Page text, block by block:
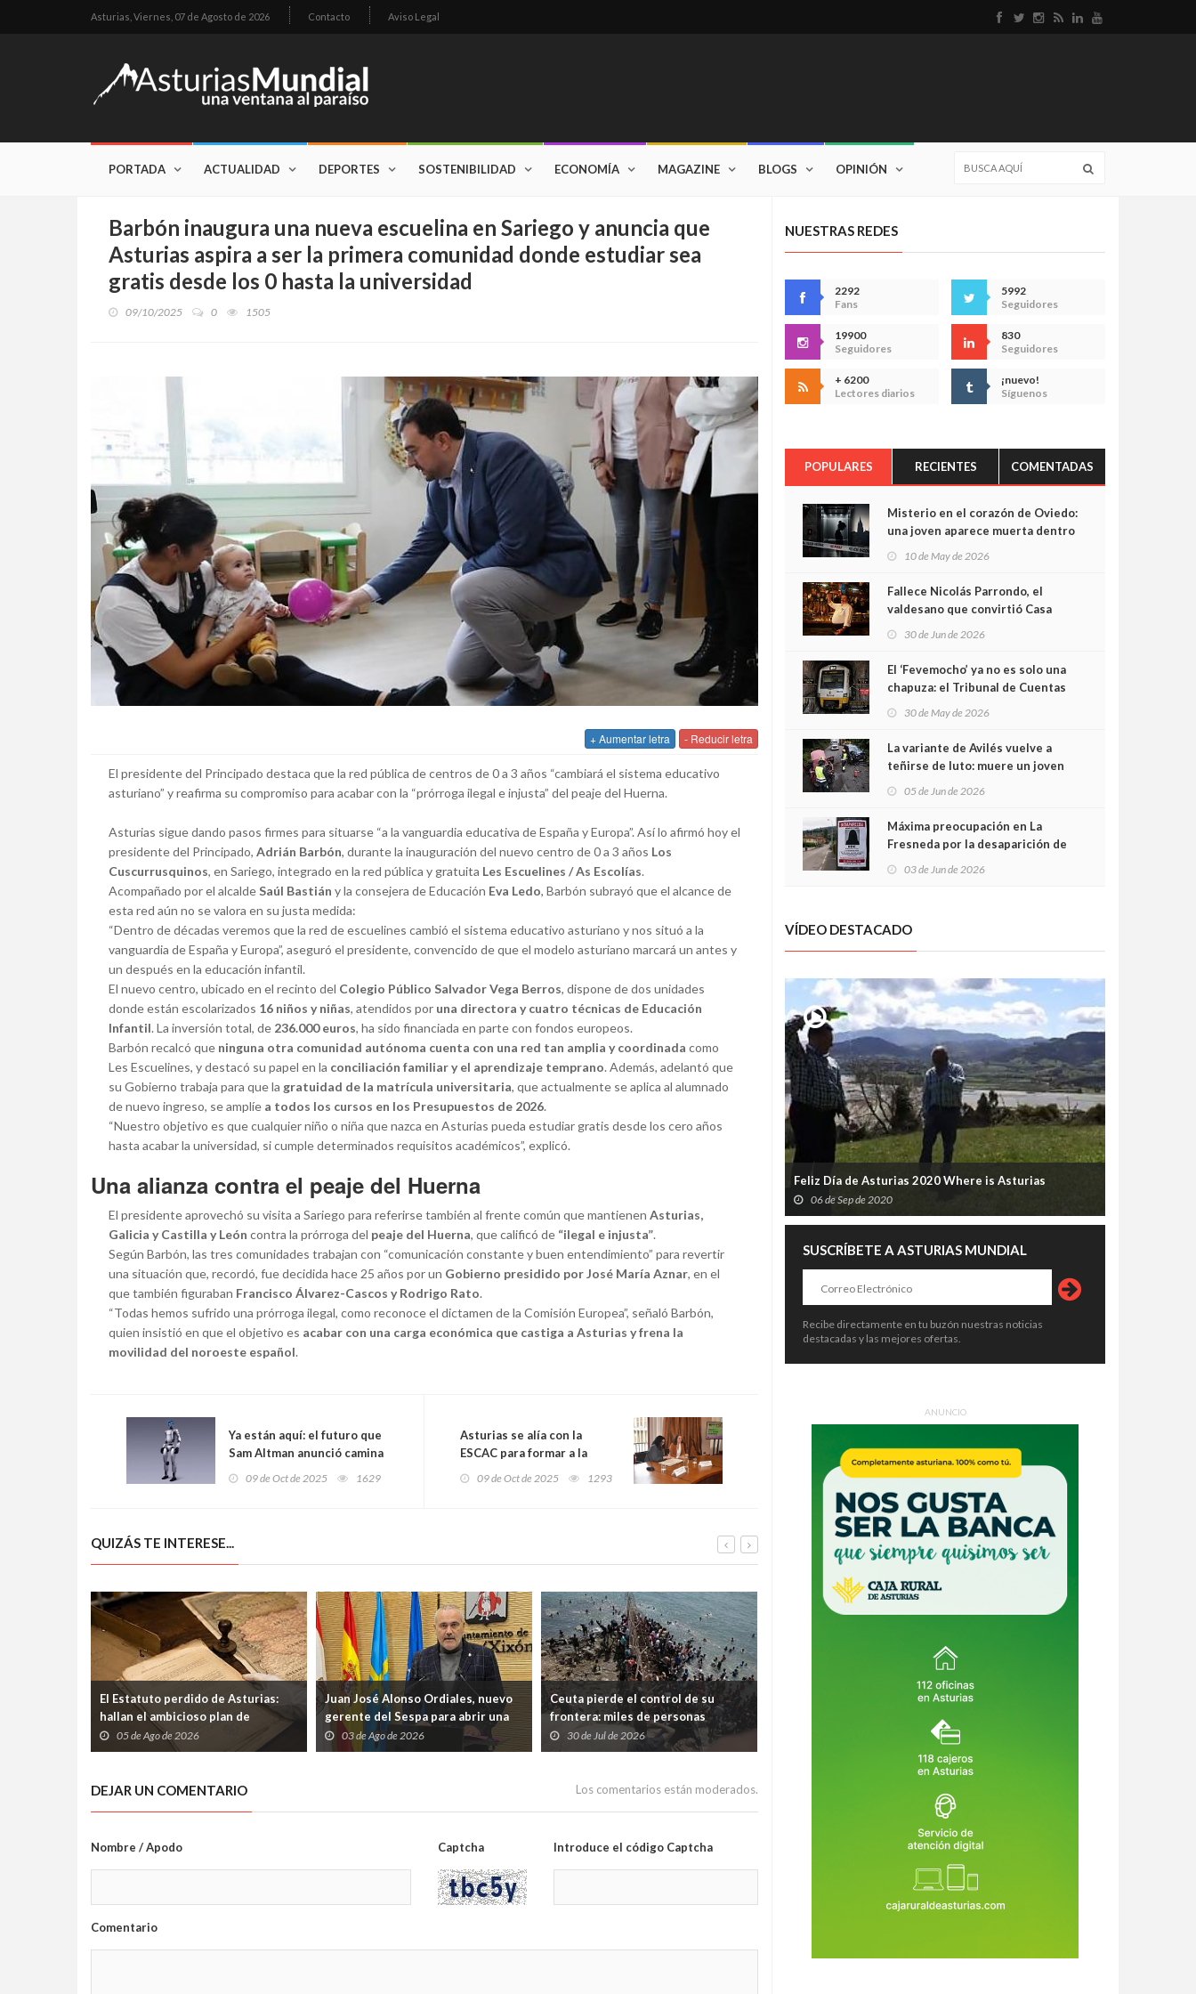
Asturias, Viernes, 07 de Agosto de 2026 Contacto Aviso Legal
PORTADA ACTUALIDAD DEPORTES SOSTENIBILIDAD ECONOMÍA MAGAZINE BLOGS OPINIÓN
Barbón inaugura una nueva escuelina en Sariego y anuncia que
Asturias aspira a ser la primera comunidad donde estudiar sea
gratis desde los 0 hasta la universidad
09/10/2025 0 1505
+ Aumentar letra - Reducir letra
El presidente del Principado destaca que la red pública de centros de 0 a 3 años “cambiará el sistema educativo
asturiano” y reafirma su compromiso para acabar con la “prórroga ilegal e injusta” del peaje del Huerna.
Asturias sigue dando pasos firmes para situarse “a la vanguardia educativa de España y Europa”. Así lo afirmó hoy el
presidente del Principado, Adrián Barbón, durante la inauguración del nuevo centro de 0 a 3 años Los
Cuscurrusquinos, en Sariego, integrado en la red pública y gratuita Les Escuelines / As Escolías.
Acompañado por el alcaldeSaúl Bastián y la consejera de Educación Eva Ledo, Barbón subrayó que el alcance de
esta red aún no se valora en su justa medida:
“Dentro de décadas veremos que la red de escuelines cambió el sistema educativo asturiano y nos situó a la
vanguardia de España y Europa”, aseguró el presidente, convencido de que el modelo asturiano marcará un antes y
un después en la educación infantil.
El nuevo centro, ubicado en el recinto del Colegio Público Salvador Vega Berros, dispone de dos unidades
donde están escolarizados 16 niños y niñas, atendidos por una directora y cuatro técnicas de Educación
Infantil. La inversión total, de 236.000 euros, ha sido financiada en parte con fondos europeos.
Barbón recalcó que ninguna otra comunidad autónoma cuenta con una red tan amplia y coordinada como
Les Escuelines, y destacó su papel en la conciliación familiar y el aprendizaje temprano. Además, adelantó que
su Gobierno trabaja para que la gratuidad de la matrícula universitaria, que actualmente se aplica al alumnado
de nuevo ingreso, se amplíe a todos los cursos en los Presupuestos de 2026.
“Nuestro objetivo es que cualquier niño o niña que nazca en Asturias pueda estudiar gratis desde los cero años
hasta acabar la universidad, si cumple determinados requisitos académicos”, explicó.
Una alianza contra el peaje del Huerna
El presidente aprovechó su visita a Sariego para referirse también al frente común que mantienen Asturias,
Galicia y Castilla y León contra la prórroga del peaje del Huerna, que calificó de “ilegal e injusta”.
Según Barbón, las tres comunidades trabajan con “comunicación constante y buen entendimiento” para revertir
una situación que, recordó, fue decidida hace 25 años por un Gobierno presidido por José María Aznar, en el
que también figuraban Francisco Álvarez-Cascos y Rodrigo Rato.
“Todas hemos sufrido una prórroga ilegal, como reconoce el dictamen de la Comisión Europea”, señaló Barbón,
quien insistió en que el objetivo es acabar con una carga económica que castiga a Asturias y frena la
movilidad del noroeste español.
Ya están aquí: el futuro que
Sam Altman anunció camina
entre nosotros
09 de Oct de 2025 1629
Asturias se alía con la
ESCAC para formar a la
nueva generación de
09 de Oct de 2025 1293
QUIZÁS TE INTERESE...
El Estatuto perdido de Asturias:
hallan el ambicioso plan de
autogobierno que la guerra
condenó al olvido
05 de Ago de 2026
Juan José Alonso Ordiales, nuevo
gerente del Sespa para abrir una
etapa marcada por el diálogo con
los profesionales
03 de Ago de 2026
Ceuta pierde el control de su
frontera: miles de personas
desbordan el Tarajal y ponen a
España ante una crisis de Estado
30 de Jul de 2026
Indultar también puede corromper:
cuando el Gobierno convierte la
DEJAR UN COMENTARIO Los comentarios están moderados.
Nombre / Apodo Captcha Introduce el código Captcha
Comentario
NUESTRAS REDES
2292
Fans
5992
Seguidores
19900
Seguidores
830
Seguidores
+ 6200
Lectores diarios
¡nuevo!
Síguenos
POPULARES RECIENTES COMENTADAS
Misterio en el corazón de Oviedo:
una joven aparece muerta dentro
cámaras captan sus últimos
minutos
10 de May de 2026
Fallece Nicolás Parrondo, el
valdesano que convirtió Casa
30 de Jun de 2026
El ‘Fevemocho’ ya no es solo una
chapuza: el Tribunal de Cuentas
sobrecoste de los trenes que no
cabían por los túneles
30 de May de 2026
La variante de Avilés vuelve a
teñirse de luto: muere un joven
05 de Jun de 2026
Máxima preocupación en La
Fresneda por la desaparición de
03 de Jun de 2026
VÍDEO DESTACADO
Feliz Día de Asturias 2020 Where is Asturias
06 de Sep de 2020
SUSCRÍBETE A ASTURIAS MUNDIAL
Recibe directamente en tu buzón nuestras noticias
destacadas y las mejores ofertas.
ANUNCIO